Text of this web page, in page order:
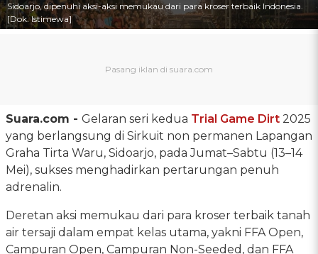
Sidoarjo, dipenuhi aksi-aksi memukau dari para kroser terbaik Indonesia.
[Dok. Istimewa]
Suara.com - Gelaran seri kedua Trial Game Dirt 2025
yang berlangsung di Sirkuit non permanen Lapangan
Graha Tirta Waru, Sidoarjo, pada Jumat–Sabtu (13–14
Mei), sukses menghadirkan pertarungan penuh
adrenalin.
Deretan aksi memukau dari para kroser terbaik tanah
air tersaji dalam empat kelas utama, yakni FFA Open,
Campuran Open, Campuran Non-Seeded, dan FFA